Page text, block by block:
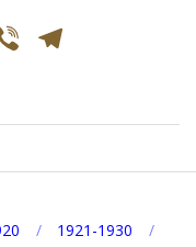
Viber
1921-1930